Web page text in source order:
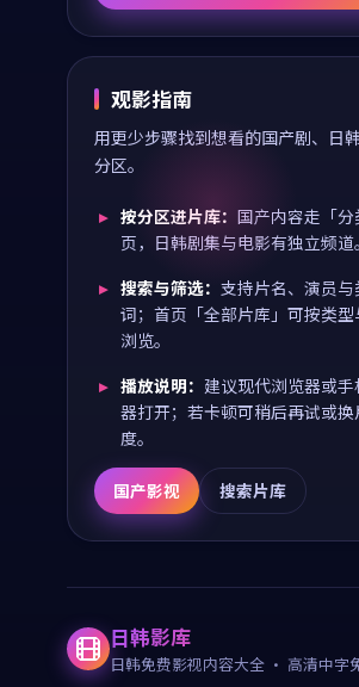
观影指南
用更少步骤找到想看的国产剧、日
分区。
按分区进片库： 国产内容走「
页，日韩剧集与电影有独立频道。
搜索与筛选： 支持片名、演员与
词；首页「全部片库」可按类
浏览。
播放说明： 建议现代浏览器或
器打开；若卡顿可稍后再试或换
度。
国产影视 搜索片库
日韩影库
日韩免费影视内容大全 · 高清中字